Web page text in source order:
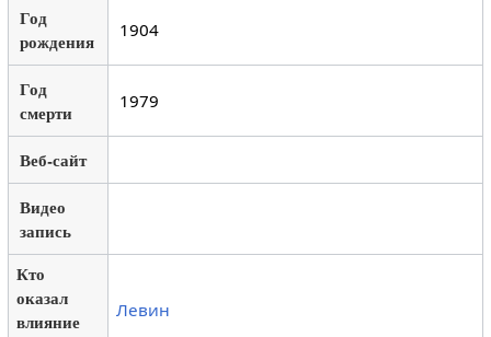
Год
рождения
1904
Год
смерти
1979
Веб-сайт
Видео
запись
Кто
оказал
влияние
Левин